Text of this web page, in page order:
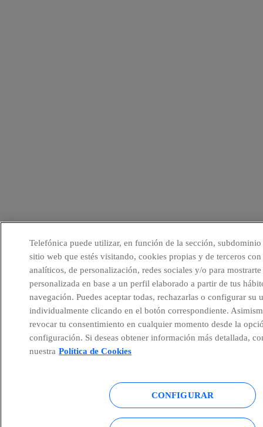
Telefónica puede utilizar, en función de la sección,
sitio web que estés visitando, cookies propias y de terceros
analíticos, de personalización, redes sociales y/o para
personalizada en base a un perfil elaborado a partir de tus
navegación. Puedes aceptar todas, rechazarlas o configurar su
individualmente clicando en el botón correspondiente.
revocar tu consentimiento en cualquier momento desde la
configuración. Si deseas obtener información más detallada,
nuestra Política de Cookies
CONFIGURAR